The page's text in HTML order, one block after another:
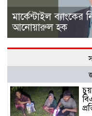
মার্কেন্টাইল ব্যাংকের
আনোয়ারুল হক